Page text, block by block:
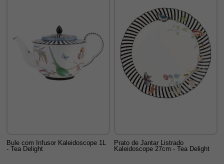
Bule com Infusor Kaleidoscope 1L
- Tea Delight
Prato de Jantar Listrado
Kaleidoscope 27cm - Tea Delight